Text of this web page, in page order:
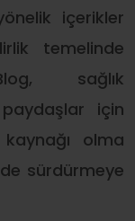
içerikler
temelinde
sağlık
için
olma
de sürdürmeye